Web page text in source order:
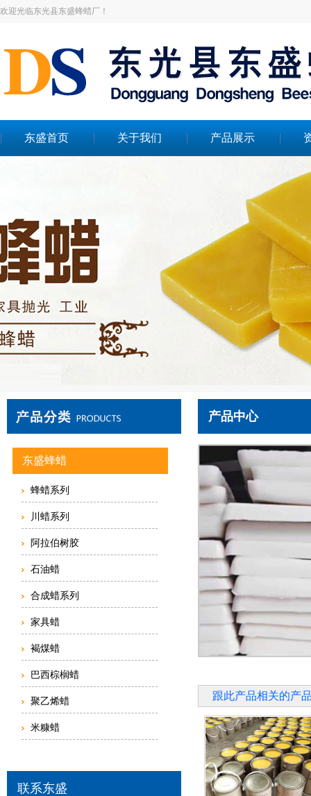
欢迎光临东光县东盛蜂蜡厂！
东盛首页 关于我们 产品展示
东盛蜂蜡
蜂蜡系列
川蜡系列
阿拉伯树胶
石油蜡
合成蜡系列
家具蜡
褐煤蜡
巴西棕榈蜡
聚乙烯蜡
米糠蜡
联系东盛
产品中心
跟此产品相关的产